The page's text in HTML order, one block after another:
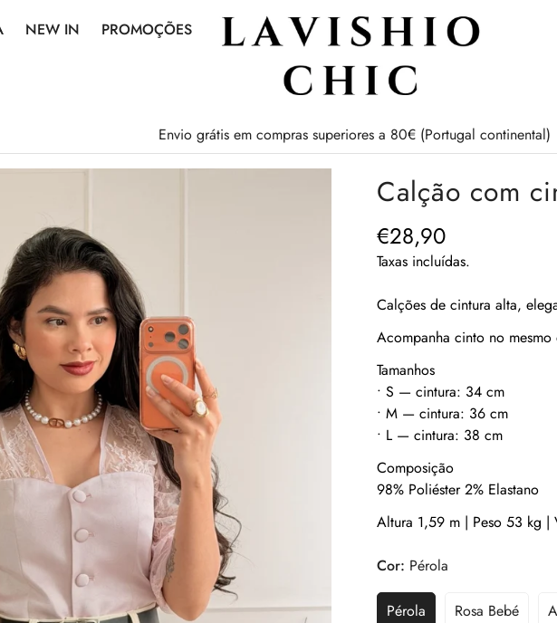
NEW IN PROMOÇÕES
Envio grátis em compras superiores a 80€ (Portugal continental)
Calção com
Preço
regular
€28,90
Taxas incluídas.
Calções de cintura alta,
Acompanha cinto no mesmo
Tamanhos
• S — cintura: 34 cm
• M — cintura: 36 cm
• L — cintura: 38 cm
Composição
98% Poliéster 2% Elastano
Altura 1,59 m | Peso 53 kg |
Cor: Pérola
Pérola Rosa Bebé